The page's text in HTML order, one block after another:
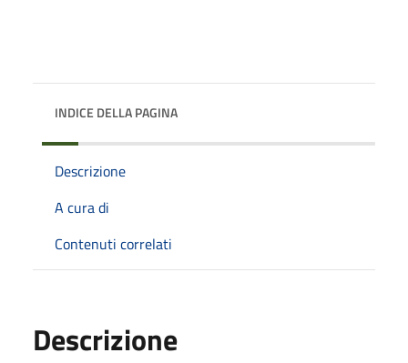
INDICE DELLA PAGINA
Descrizione
A cura di
Contenuti correlati
Descrizione